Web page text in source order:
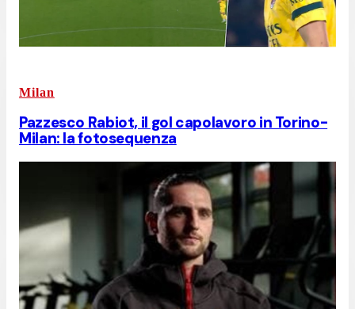
Milan
Pazzesco Rabiot, il gol capolavoro in Torino-
Milan: la fotosequenza